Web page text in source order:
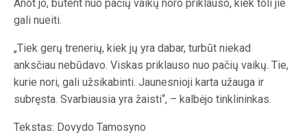
Anot jo, būtent nuo pačių vaikų noro priklauso, kiek toli jie
gali nueiti.
„Tiek gerų trenerių, kiek jų yra dabar, turbūt niekad
anksčiau nebūdavo. Viskas priklauso nuo pačių vaikų. Tie,
kurie nori, gali užsikabinti. Jaunesnioji karta užauga ir
subręsta. Svarbiausia yra žaisti“, – kalbėjo tinklininkas.
Tekstas: Dovydo Tamosyno